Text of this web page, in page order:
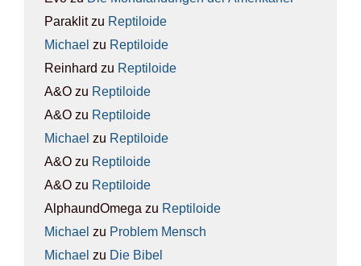
Paraklitzu Rep­ti­lo­ide
Michael zu Rep­ti­lo­ide
Reinhard zu Rep­ti­lo­ide
A&O zu Rep­ti­lo­ide
A&O zu Rep­ti­lo­ide
Michael zu Rep­ti­lo­ide
A&O zu Rep­ti­lo­ide
A&O zu Rep­ti­lo­ide
AlphaundOmega zu Rep­ti­lo­ide
Michael zu Pro­blem Mensch
Michael zu Die Bibel